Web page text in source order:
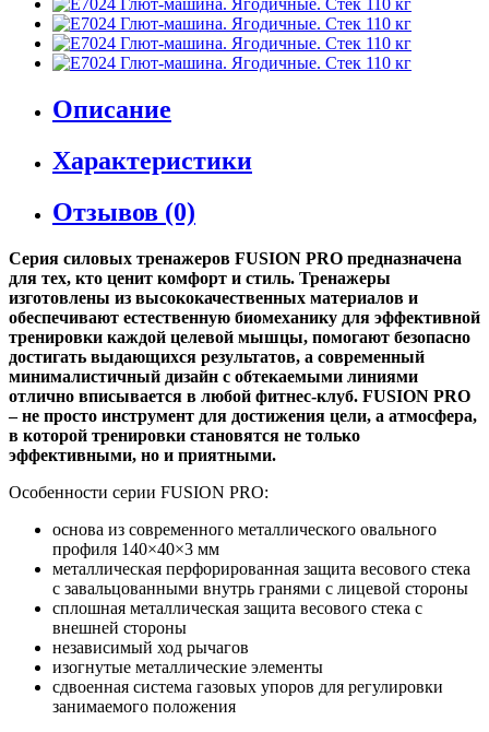
Описание
Характеристики
Отзывов (0)
Серия силовых тренажеров FUSION PRO предназначена
для тех, кто ценит комфорт и стиль. Тренажеры
изготовлены из высококачественных материалов и
обеспечивают естественную биомеханику для эффективной
тренировки каждой целевой мышцы, помогают безопасно
достигать выдающихся результатов, а современный
минималистичный дизайн с обтекаемыми линиями
отлично вписывается в любой фитнес-клуб. FUSION PRO
– не просто инструмент для достижения цели, а атмосфера,
в которой тренировки становятся не только
эффективными, но и приятными.
Особенности серии FUSION PRO:
основа из современного металлического овального
профиля 140×40×3 мм
металлическая перфорированная защита весового стека
с завальцованными внутрь гранями с лицевой стороны
сплошная металлическая защита весового стека с
внешней стороны
независимый ход рычагов
изогнутые металлические элементы
сдвоенная система газовых упоров для регулировки
занимаемого положения